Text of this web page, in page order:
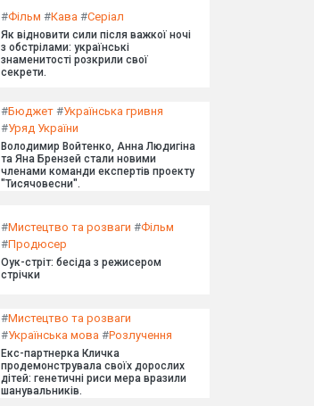
#Фільм #Кава #Серіал
Як відновити сили після важкої ночі
з обстрілами: українські
знаменитості розкрили свої
секрети.
#Бюджет #Українська гривня
#Уряд України
Володимир Войтенко, Анна Людигіна
та Яна Брензей стали новими
членами команди експертів проекту
"Тисячовесни".
#Мистецтво та розваги #Фільм
#Продюсер
Оук-стріт: бесіда з режисером
стрічки
#Мистецтво та розваги
#Українська мова #Розлучення
Екс-партнерка Кличка
продемонструвала своїх дорослих
дітей: генетичні риси мера вразили
шанувальників.